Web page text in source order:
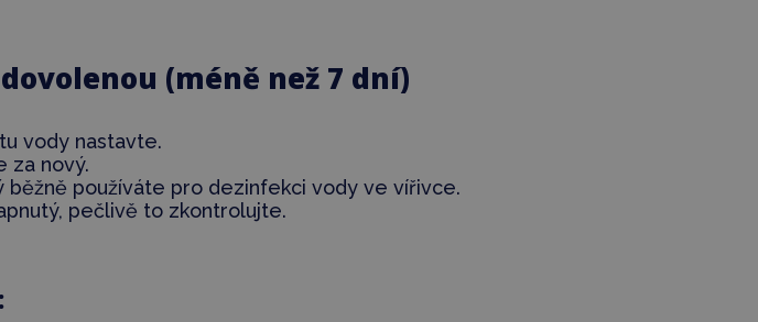
(méně než 7 dní)
vody nastavte.
za nový.
běžně používáte pro dezinfekci vody ve vířivce.
pečlivě to zkontrolujte.